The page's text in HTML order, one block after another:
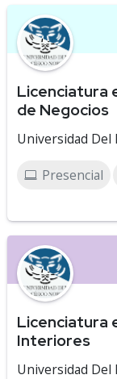
Licenciatura
de Negocios
Universidad Del
Presencial
Licenciatura
Interiores
Universidad Del